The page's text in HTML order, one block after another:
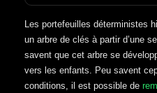
Les portefeuilles déterministes
un arbre de clés à partir d’une
savent que cet arbre se
vers les enfants. Peu savent
conditions, il est possible de